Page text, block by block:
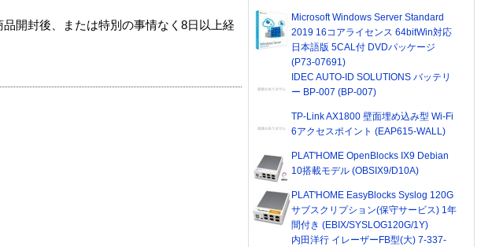
開封後、または特別の事情なく8日以上経
Microsoft Windows Server Standard
2019 16コアライセンス 64bitWin対応
日本語版 5CAL付 DVDパッケージ
(P73-07691)
IDEC AUTO-ID SOLUTIONS バッテリ
ー BP-007 (BP-007)
TP-Link AX1800 壁面埋め込み型 Wi-Fi
6アクセスポイント (EAP615-WALL)
PLAT'HOME OpenBlocks IX9 Debian
10搭載モデル (OBSIX9/D10A)
PLAT'HOME EasyBlocks Syslog 120G
サブスクリプション(保守サービス) 1年
間付き (EBIX/SYSLOG120G/1Y)
内田洋行 イレーザーFB型(大) 7-337-